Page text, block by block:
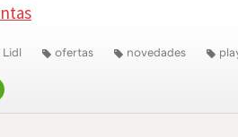
Lidl ofertas novedades